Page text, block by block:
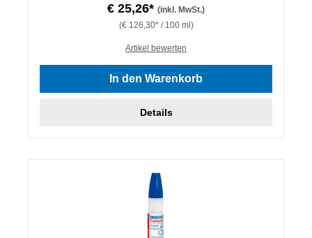
€ 25,26* (inkl. MwSt.)
(€ 126,30* / 100 ml)
Artikel bewerten
In den Warenkorb
Details